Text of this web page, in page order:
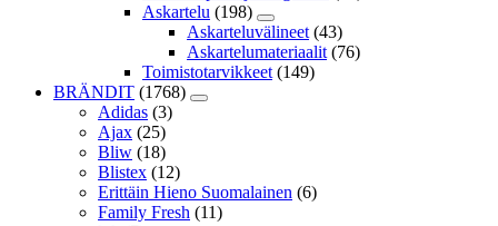
Askartelu (198)
Askarteluvälineet (43)
Askartelumateriaalit (76)
Toimistotarvikkeet (149)
BRÄNDIT (1768)
Adidas (3)
Ajax (25)
Bliw (18)
Blistex (12)
Erittäin Hieno Suomalainen (6)
Family Fresh (11)